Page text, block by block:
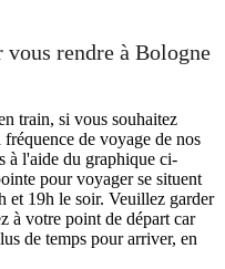
Bologna
rendre à Bologne
train, si vous souhaitez
de voyage de nos
à l'aide du graphique ci-
pour voyager se situent
et 19h le soir. Veuillez garder
à votre point de départ car
de temps pour arriver, en